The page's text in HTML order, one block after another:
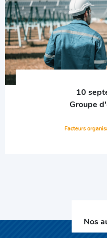
10
Groupe
Facteurs
Nos